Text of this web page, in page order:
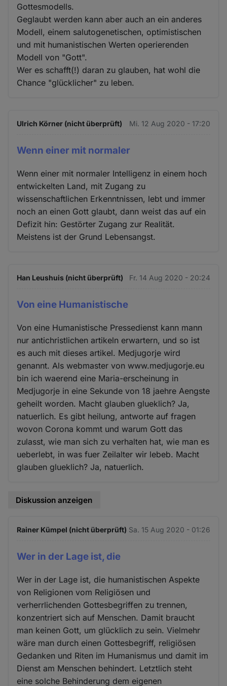
Gottesmodells.
Geglaubt werden kann aber auch an ein anderes
Modell, einem salutogenetischen, optimistischen
und mit humanistischen Werten operierenden
Modell von "Gott".
Wer es schafft(!) daran zu glauben, hat wohl die
Chance "glücklicher" zu leben.
Ulrich Körner (nicht überprüft) Mi. 12 Aug 2020 - 17:20
Wenn einer mit normaler
Wenn einer mit normaler Intelligenz in einem hoch
entwickelten Land, mit Zugang zu
wissenschaftlichen Erkenntnissen, lebt und immer
noch an einen Gott glaubt, dann weist das auf ein
Defizit hin: Gestörter Zugang zur Realität.
Meistens ist der Grund Lebensangst.
Han Leushuis (nicht überprüft) Fr. 14 Aug 2020 - 20:24
Von eine Humanistische
Von eine Humanistische Pressedienst kann mann
nur antichristlichen artikeln erwartern, und so ist
es auch mit dieses artikel. Medjugorje wird
genannt. Als webmaster von www.medjugorje.eu
bin ich waerend eine Maria-erscheinung in
Medjugorje in eine Sekunde von 18 jaehre Aengste
geheilt worden. Macht glauben glueklich? Ja,
natuerlich. Es gibt heilung, antworte auf fragen
wovon Corona kommt und warum Gott das
zulasst, wie man sich zu verhalten hat, wie man es
ueberlebt, in was fuer Zeilalter wir lebeb. Macht
glauben glueklich? Ja, natuerlich.
Diskussion anzeigen
Rainer Kümpel (nicht überprüft) Sa. 15 Aug 2020 - 01:26
Wer in der Lage ist, die
Wer in der Lage ist, die humanistischen Aspekte
von Religionen vom Religiösen und
verherrlichenden Gottesbegriffen zu trennen,
konzentriert sich auf Menschen. Damit braucht
man keinen Gott, um glücklich zu sein. Vielmehr
wäre man durch einen Gottesbegriff, religiösen
Gedanken und Riten im Humanismus und damit im
Dienst am Menschen behindert. Letztlich steht
eine solche Behinderung dem eigenen